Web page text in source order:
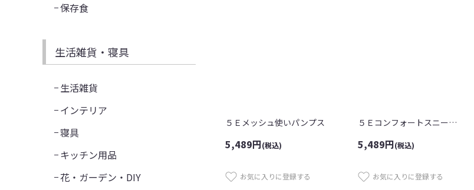
５Ｅメッシュ使いパンプス
5,489円(税込)
お気に入りに登録する
５Ｅコンフォートスニーカー
5,489円(税込)
お気に入りに登録する
保存食
生活雑貨・寝具
生活雑貨
インテリア
寝具
キッチン用品
花・ガーデン・DIY